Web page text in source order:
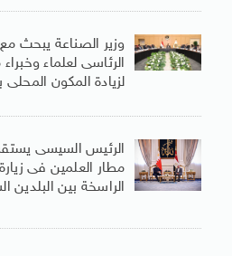
وزير الصناعة يبحث
الرئاسى لعلماء
لزيادة المكون
الرئيس السيسى
مطار العلمين فى
الراسخة بين البلدين